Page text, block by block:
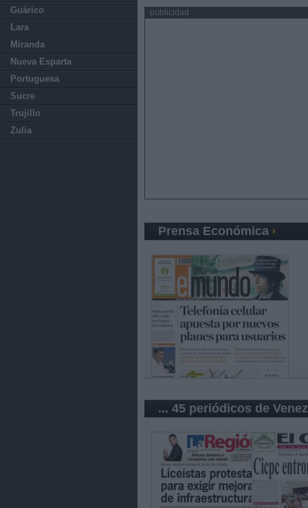
Guárico
Lara
Miranda
Nueva Esparta
Portuguesa
Sucre
Trujillo
Zulia
publicidad
Prensa Económica
... 45 periódicos de